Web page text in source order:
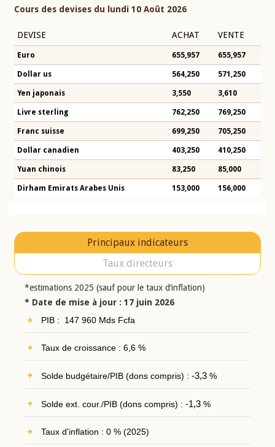
Cours des devises du lundi 10 Août 2026
DEVISE ACHAT VENTE
Euro 655,957 655,957
Dollar us 564,250 571,250
Yen japonais 3,550 3,610
Livre sterling 762,250 769,250
Franc suisse 699,250 705,250
Dollar canadien 403,250 410,250
Yuan chinois 83,250 85,000
Dirham Emirats Arabes Unis 153,000 156,000
Principaux indicateurs
Taux directeurs
*estimations 2025 (sauf pour le taux d’inflation)
* Date de mise à jour : 17 juin 2026
PIB : 147 960 Mds Fcfa
Taux de croissance : 6,6 %
Solde budgétaire/PIB (dons compris) : -3,3%
Solde ext. cour./PIB (dons compris) : -1,3%
Taux d'inflation : 0 % (2025)